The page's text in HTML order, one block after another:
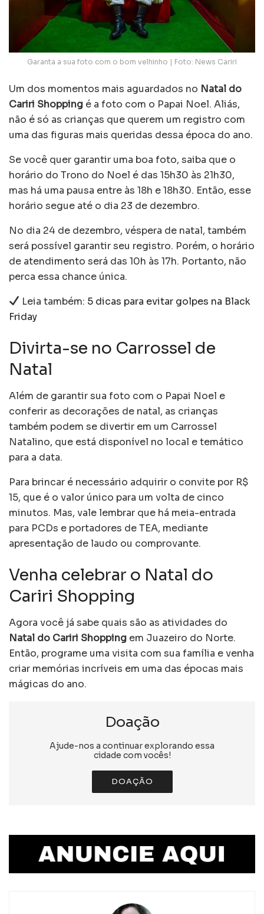
Garanta a sua foto com o bom velhinho | Foto: News Cariri
Um dos momentos mais aguardados no Natal do
Cariri Shopping é a foto com o Papai Noel. Aliás,
não é só as crianças que querem um registro com
uma das figuras mais queridas dessa época do ano.
Se você quer garantir uma boa foto, saiba que o
horário do Trono do Noel é das 15h30 às 21h30,
mas há uma pausa entre às 18h e 18h30. Então, esse
horário segue até o dia 23 de dezembro.
No dia 24 de dezembro, véspera de natal, também
será possível garantir seu registro. Porém, o horário
de atendimento será das 10h às 17h. Portanto, não
perca essa chance única.
Leia também: 5 dicas para evitar golpes na Black
Friday
Divirta-se no Carrossel de
Natal
Além de garantir sua foto com o Papai Noel e
conferir as decorações de natal, as crianças
também podem se divertir em um Carrossel
Natalino, que está disponível no local e temático
para a data.
Para brincar é necessário adquirir o convite por R$
15, que é o valor único para um volta de cinco
minutos. Mas, vale lembrar que há meia-entrada
para PCDs e portadores de TEA, mediante
apresentação de laudo ou comprovante.
Venha celebrar o Natal do
Cariri Shopping
Agora você já sabe quais são as atividades do
Natal do Cariri Shopping em Juazeiro do Norte.
Então, programe uma visita com sua família e venha
criar memórias incríveis em uma das épocas mais
mágicas do ano.
Doação
Ajude-nos a continuar explorando essa
cidade com vocês!
DOAÇÃO